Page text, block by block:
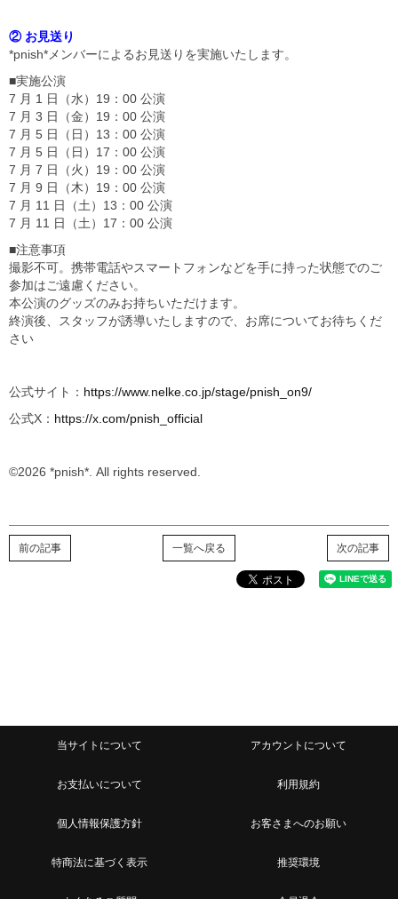
② お見送り
*pnish*メンバーによるお見送りを実施いたします。
■実施公演
7 月 1 日（水）19：00 公演
7 月 3 日（金）19：00 公演
7 月 5 日（日）13：00 公演
7 月 5 日（日）17：00 公演
7 月 7 日（火）19：00 公演
7 月 9 日（木）19：00 公演
7 月 11 日（土）13：00 公演
7 月 11 日（土）17：00 公演
■注意事項
撮影不可。携帯電話やスマートフォンなどを手に持った状態でのご
参加はご遠慮ください。
本公演のグッズのみお持ちいただけます。
終演後、スタッフが誘導いたしますので、お席についてお待ちくだ
さい
公式サイト： https://www.nelke.co.jp/stage/pnish_on9/
公式X： https://x.com/pnish_official
©2026 *pnish*. All rights reserved.
次の記事
一覧へ戻る
前の記事
当サイトについて アカウントについて
お支払いについて 利用規約
個人情報保護方針 お客さまへのお願い
特商法に基づく表示 推奨環境